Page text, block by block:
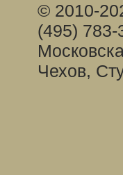
© 2010-
(495)
Чехов,